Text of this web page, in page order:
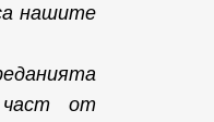
нашите
от